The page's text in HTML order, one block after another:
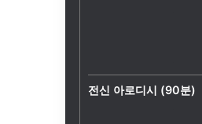
전신 아로디시 (90분)